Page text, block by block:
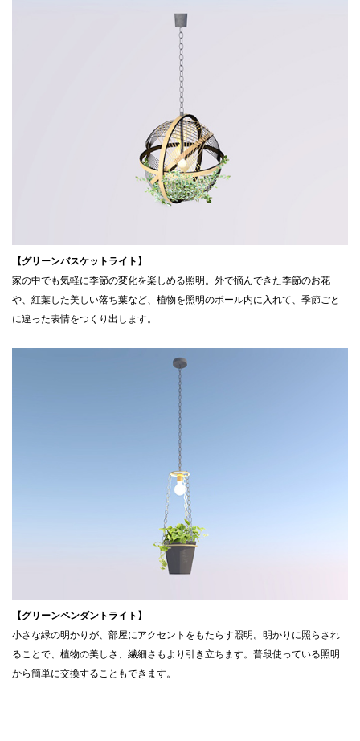
【グリーンバスケットライト】
家の中でも気軽に季節の変化を楽しめる照明。外で摘んできた季節のお花
や、紅葉した美しい落ち葉など、植物を照明のボール内に入れて、季節ごと
に違った表情をつくり出します。
【グリーンペンダントライト】
小さな緑の明かりが、部屋にアクセントをもたらす照明。明かりに照らされ
ることで、植物の美しさ、繊細さもより引き立ちます。普段使っている照明
から簡単に交換することもできます。